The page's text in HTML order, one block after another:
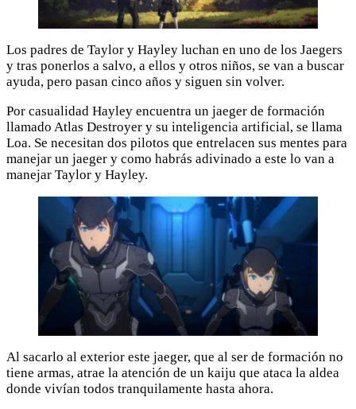
Los padres de Taylor y Hayley luchan en uno de los Jaegers
y tras ponerlos a salvo, a ellos y otros niños, se van a buscar
ayuda, pero pasan cinco años y siguen sin volver.
Por casualidad Hayley encuentra un jaeger de formación
llamado Atlas Destroyer y su inteligencia artificial, se llama
Loa. Se necesitan dos pilotos que entrelacen sus mentes para
manejar un jaeger y como habrás adivinado a este lo van a
manejar Taylor y Hayley.
Al sacarlo al exterior este jaeger, que al ser de formación no
tiene armas, atrae la atención de un kaiju que ataca la aldea
donde vivían todos tranquilamente hasta ahora.